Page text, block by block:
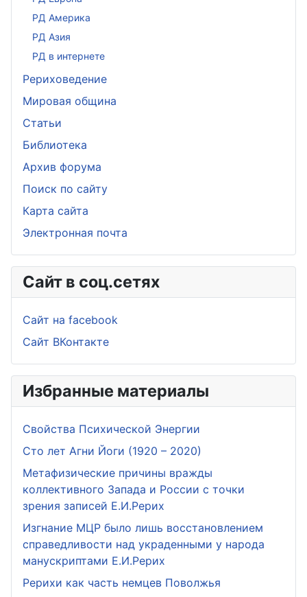
РД Америка
РД Азия
РД в интернете
Рериховедение
Мировая община
Статьи
Библиотека
Архив форума
Поиск по сайту
Карта сайта
Электронная почта
Сайт в соц.сетях
Сайт на facebook
Сайт ВКонтакте
Избранные материалы
Свойства Психической Энергии
Сто лет Агни Йоги (1920 – 2020)
Метафизические причины вражды
коллективного Запада и России с точки
зрения записей Е.И.Рерих
Изгнание МЦР было лишь восстановлением
справедливости над украденными у народа
манускриптами Е.И.Рерих
Рерихи как часть немцев Поволжья